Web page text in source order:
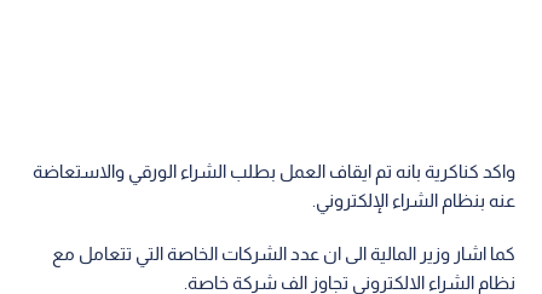
واكد كناكرية بانه تم ايقاف العمل بطلب الشراء الورقي والاستعاضة
عنه بنظام الشراء الإلكتروني.
كما اشار وزير المالية الى ان عدد الشركات الخاصة التي تتعامل مع
نظام الشراء الالكتروني تجاوز الف شركة خاصة.